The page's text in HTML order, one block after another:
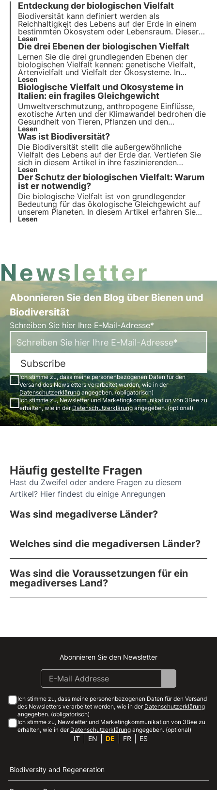
Entdeckung der biologischen Vielfalt
Biodiversität kann definiert werden als
Reichhaltigkeit des Lebens auf der Erde in einem
bestimmten Ökosystem oder Lebensraum. Dieser
Begriff ist nicht zufällig, denn die Artenvielfalt an
Land und im Meer ist ein so wertvolles Gut, dass
sie als unschätzbar gilt.
Lesen
Die drei Ebenen der biologischen Vielfalt
Lernen Sie die drei grundlegenden Ebenen der
biologischen Vielfalt kennen: genetische Vielfalt,
Artenvielfalt und Vielfalt der Ökosysteme. In
diesem Artikel erfahren Sie, wie wichtig die
einzelnen Ebenen sind und wie wichtig die
Erhaltung der biologischen Vielfalt für unseren
Planeten ist.
Lesen
Biologische Vielfalt und Ökosysteme in
Italien: ein fragiles Gleichgewicht
Umweltverschmutzung, anthropogene Einflüsse,
exotische Arten und der Klimawandel bedrohen die
Gesundheit von Tieren, Pflanzen und den
Lebensräumen, in denen sie leben. Das UN-
Programm bis 2030 ruft zu Schutz und
Wiederherstellung auf. Doch es ist rechtzeitiges
Handeln erforderlich.
Lesen
Was ist Biodiversität?
Die Biodiversität stellt die außergewöhnliche
Vielfalt des Lebens auf der Erde dar. Vertiefen Sie
sich in diesem Artikel in ihre faszinierenden
Facetten mit konkreten Beispielen und entdecken
Sie, warum sie so wichtig ist.
Lesen
Der Schutz der biologischen Vielfalt: Warum
ist er notwendig?
Die biologische Vielfalt ist von grundlegender
Bedeutung für das ökologische Gleichgewicht auf
unserem Planeten. In diesem Artikel erfahren Sie
mehr über die Bedeutung der von ihr erbrachten
Lesen
Newsletter
Abonnieren Sie den Blog über Bienen und
Biodiversität
Schreiben Sie hier Ihre E-Mail-Adresse*
Subscribe
Ich stimme zu, dass meine personenbezogenen Daten für den
Versand des Newsletters verarbeitet werden, wie in der
Datenschutzerklärungangegeben. (obligatorisch)
Ich stimme zu, Newsletter und Marketingkommunikation von 3Bee zu
erhalten, wie in derDatenschutzerklärungangegeben. (optional)
Häufig gestellte Fragen
Hast du Zweifel oder andere Fragen zu diesem
Artikel? Hier findest du einige Anregungen
Was sind megadiverse Länder?
Welches sind die megadiversen Länder?
Was sind die Voraussetzungen für ein
megadiverses Land?
Instagram
Facebook
Linkedin
Youtube
Abonnieren Sie den Newsletter
Ich stimme zu, dass meine personenbezogenen Daten für den Versand
des Newsletters verarbeitet werden, wie in der Datenschutzerklärung
angegeben. (obligatorisch)
Ich stimme zu, Newsletter und Marketingkommunikation von 3Bee zu
erhalten, wie in der Datenschutzerklärung angegeben. (optional)
IT EN DE FR ES
Biodiversity and Regeneration